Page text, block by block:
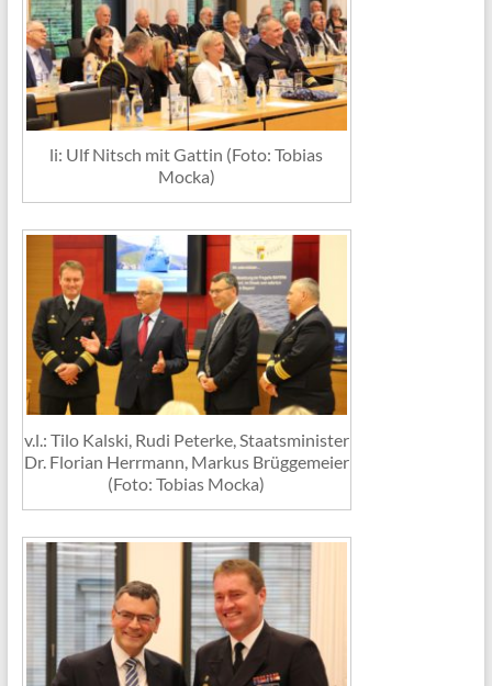
li: Ulf Nitsch mit Gattin (Foto: Tobias
Mocka)
v.l.: Tilo Kalski, Rudi Peterke, Staatsminister
Dr. Florian Herrmann, Markus Brüggemeier
(Foto: Tobias Mocka)